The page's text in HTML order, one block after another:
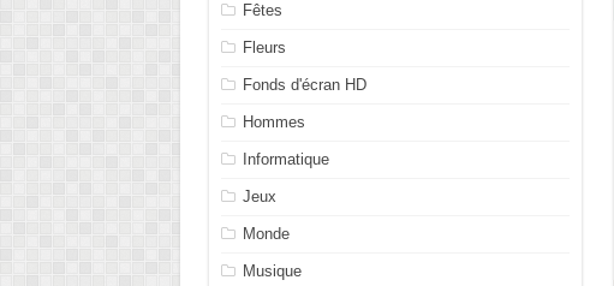
Fêtes
Fleurs
Fonds d'écran HD
Hommes
Informatique
Jeux
Monde
Musique